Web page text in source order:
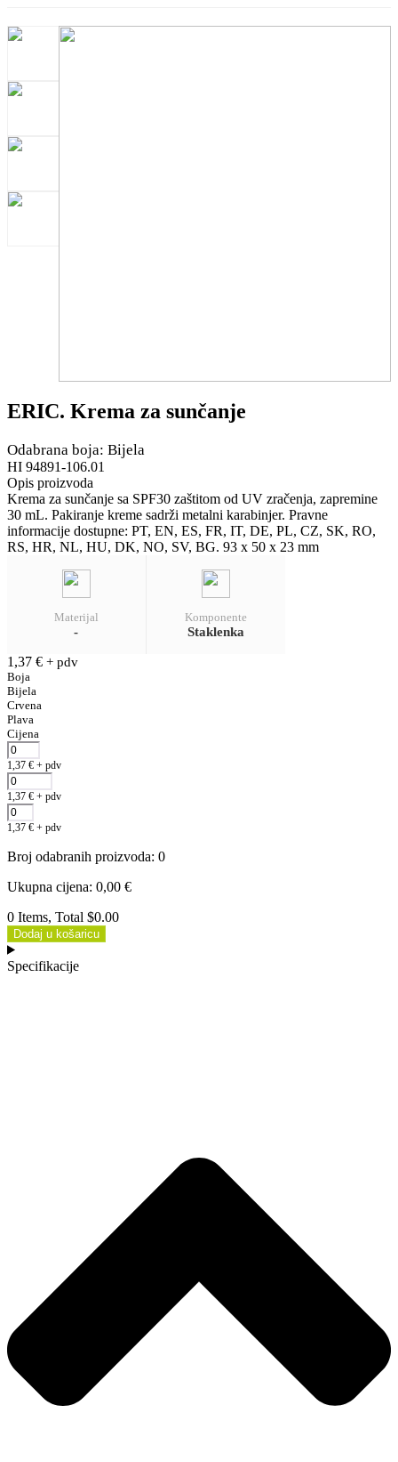
ERIC. Krema za sunčanje
Odabrana boja: Bijela
HI 94891-106.01
Opis proizvoda
Krema za sunčanje sa SPF30 zaštitom od UV zračenja, zapremine
30 mL. Pakiranje kreme sadrži metalni karabinjer. Pravne
informacije dostupne: PT, EN, ES, FR, IT, DE, PL, CZ, SK, RO,
RS, HR, NL, HU, DK, NO, SV, BG. 93 x 50 x 23 mm
Materijal
-
Komponente
Staklenka
1,37 € + pdv
Boja
Bijela
Crvena
Plava
Cijena
1,37 € + pdv
1,37 € + pdv
1,37 € + pdv
Broj odabranih proizvoda: 0
Ukupna cijena: 0,00 €
0 Items, Total $0.00
Dodaj u košaricu
Specifikacije